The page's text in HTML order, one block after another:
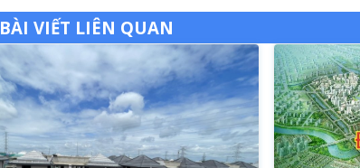
BÀI VIẾT LIÊN QUAN